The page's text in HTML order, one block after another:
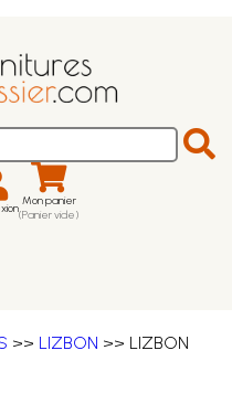
Mon panier
(Panier vide)
>> LIZBON >> LIZBON